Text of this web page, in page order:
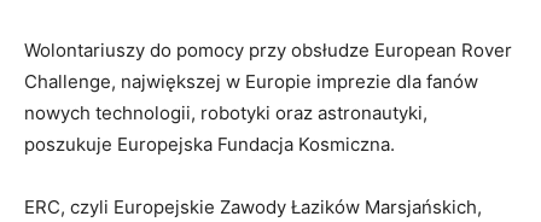
Wolontariuszy do pomocy przy obsłudze European Rover
Challenge, największej w Europie imprezie dla fanów
nowych technologii, robotyki oraz astronautyki,
poszukuje Europejska Fundacja Kosmiczna.
ERC, czyli Europejskie Zawody Łazików Marsjańskich,